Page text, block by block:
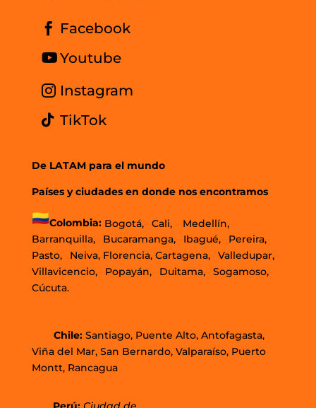
Facebook
Youtube
Instagram
TikTok
De LATAM para el mundo
Países y ciudades en donde nos encontramos
Colombia: Bogotá,– Cali, Medellín,–
Barranquilla,– Bucaramanga,– Ibagué,– Pereira,–
Pasto,– Neiva, Florencia, Cartagena,– Valledupar,–
Villavicencio,– Popayán,– Duitama,– Sogamoso,–
Cúcuta.
Chile: Santiago, Puente Alto, Antofagasta,
Viña del Mar, San Bernardo, Valparaíso, Puerto
Montt, Rancagua